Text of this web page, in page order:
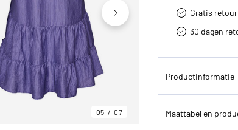
05 07
Gratis
30 dagen
Productinformatie
Maattabel en